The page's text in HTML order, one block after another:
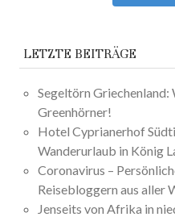
LETZTE BEITRÄGE
Segeltörn
Greenhörner!
Hotel Cyprianerhof
Wanderurlaub in König
Coronavirus –
Reisebloggern aus aller
Jenseits von Afrika in